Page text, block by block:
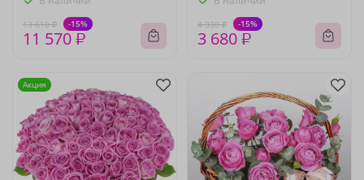
13 610 ₽ -15%
11 570 ₽
4 330 ₽ -15%
3 680 ₽
Акция